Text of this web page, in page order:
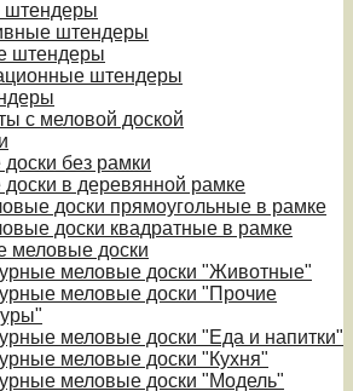
штендеры
штендеры
штендеры
штендеры
с меловой доской
без рамки
в деревянной рамке
доски прямоугольные в рамке
доски квадратные в рамке
меловые доски
меловые доски "Животные"
меловые доски "Прочие
меловые доски "Еда и напитки"
меловые доски "Кухня"
меловые доски "Модель"